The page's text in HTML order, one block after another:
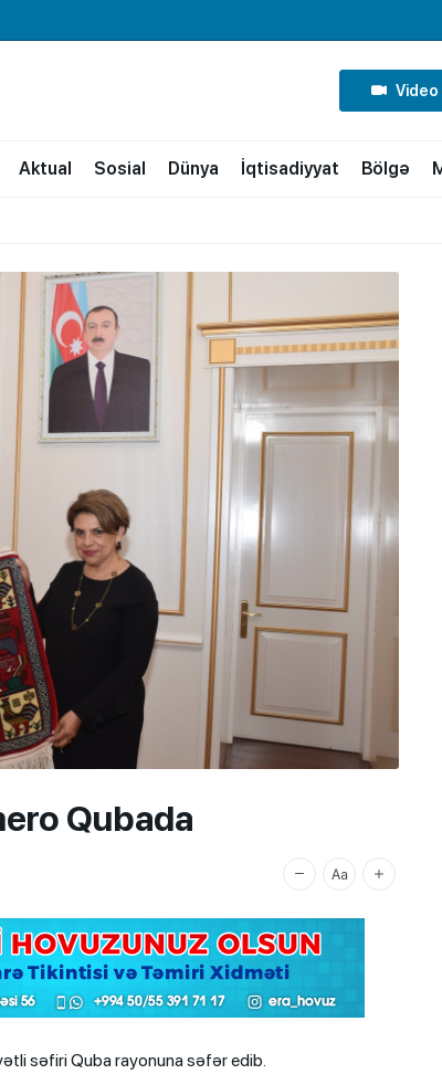
Video
Aktual Sosial Dünya İqtisadiyyat Bölgə
Qubada
səfiri Quba rayonuna səfər edib.